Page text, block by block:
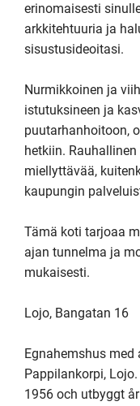
erinomaisesti
arkkitehtuuria ja
sisustusideoitasi.
Nurmikkoinen ja
istutuksineen ja
puutarhanhoitoon,
hetkiin.
miellyttävää,
kaupungin
Tämä koti tarjoaa
ajan tunnelma ja
mukaisesti.
Lojo, Bangatan 16
Egnahemshus
Pappilankorpi,
1956 och utbyggt